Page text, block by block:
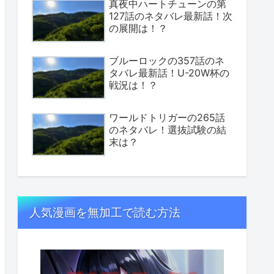
真夜中ハートチューンの第
127話のネタバレ最新話！次
の展開は！？
ブルーロックの357話のネ
タバレ最新話！U-20W杯の
戦況は！？
ワールドトリガーの265話
のネタバレ！選抜試験の結
末は？
人気漫画を無加工で読む方法